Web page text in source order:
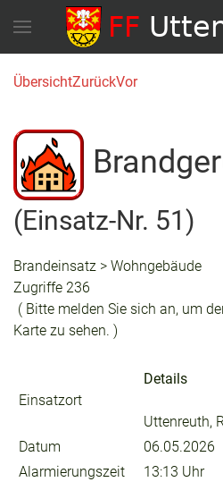
ÜbersichtZurückVor
(Einsatz-Nr. 51)
Brandeinsatz > Wohngebäude
Zugriffe 236
( Bitte melden Sie sich an, um
Karte zu sehen. )
Einsatzort
Details
Uttenreuth,
Datum
06.05.2026
Alarmierungszeit
13:13 Uhr